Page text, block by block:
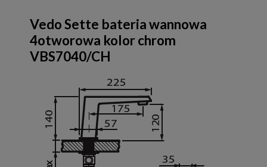
Vedo Sette bateria wannowa
4otworowa kolor chrom
VBS7040/CH